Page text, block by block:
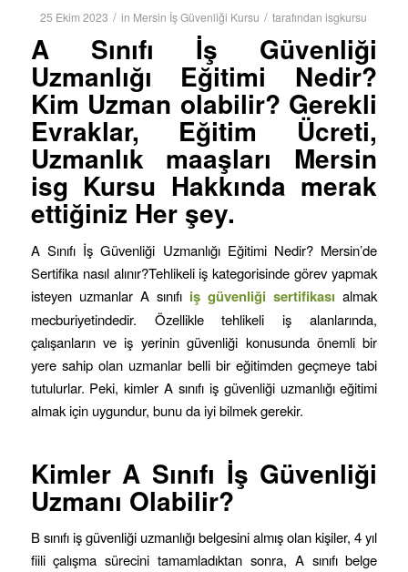
25 Ekim 2023 / in Mersin İş Güvenliği Kursu / tarafındanisgkursu
A Sınıfı İş Güvenliği
Uzmanlığı Eğitimi Nedir?
Kim Uzman olabilir? Gerekli
Evraklar, Eğitim Ücreti,
Uzmanlık maaşları Mersin
isg Kursu Hakkında merak
ettiğiniz Her şey.
A Sınıfı İş Güvenliği Uzmanlığı Eğitimi Nedir? Mersin’de
Sertifika nasıl alınır?Tehlikeli iş kategorisinde görev yapmak
isteyen uzmanlar A sınıfı iş güvenliği sertifikasıalmak
mecburiyetindedir. Özellikle tehlikeli iş alanlarında,
çalışanların ve iş yerinin güvenliği konusunda önemli bir
yere sahip olan uzmanlar belli bir eğitimden geçmeye tabi
tutulurlar. Peki, kimler A sınıfı iş güvenliği uzmanlığı eğitimi
almak için uygundur, bunu da iyi bilmek gerekir.
Kimler A Sınıfı İş Güvenliği
Uzmanı Olabilir?
B sınıfı iş güvenliği uzmanlığı belgesini almış olan kişiler, 4 yıl
fiili çalışma sürecini tamamladıktan sonra, A sınıfı belge